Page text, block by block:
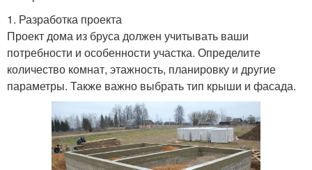
1. Разработка проекта
Проект дома из бруса должен учитывать ваши
потребности и особенности участка. Определите
количество комнат, этажность, планировку и другие
параметры. Также важно выбрать тип крыши и фасада.